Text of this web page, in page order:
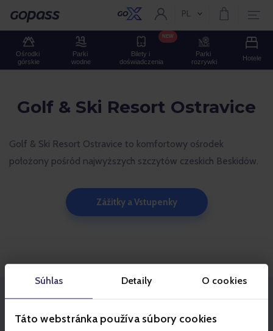
Súhlas Detaily O cookies
Táto webstránka používa súbory cookies
Gopass Aktualny język:
PL
Ośrodki
górskie
Parki
wodne
Bilety i
doświadczenia
NEW
Parki
rozrywki
Hotele
Golf & Ski Resort Ostravice
Golf & Ski Resort Ostravice to komfortowy ośrodek
położony pośród najwyższych szczytów czeskich Beskidów.
Zážitky a Vstupenky
Partner